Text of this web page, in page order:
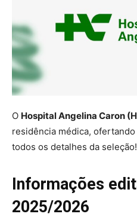
O Hospital Angelina Caron
residência médica,
todos os detalhes da seleção!
Informações
2025/2026